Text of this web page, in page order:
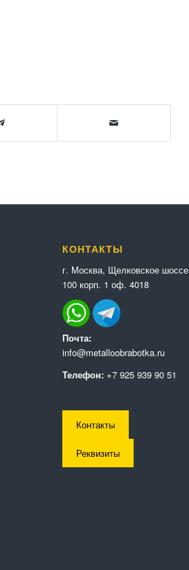
КОНТАКТЫ
г. Москва, Щелковское шоссе
100 корп. 1 оф. 4018
Почта:
info@metalloobrabotka.ru
Телефон: +7 925 939 90 51
Контакты
Реквизиты